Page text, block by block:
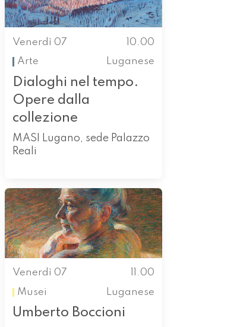
Venerdì 07
10.00
Arte
Luganese
Dialoghi nel tempo.
Opere dalla
collezione
MASI Lugano, sede Palazzo
Reali
Venerdì 07
11.00
Musei
Luganese
Umberto Boccioni